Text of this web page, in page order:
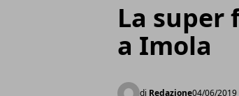
La super
a Imola
di Redazione04/06/2019